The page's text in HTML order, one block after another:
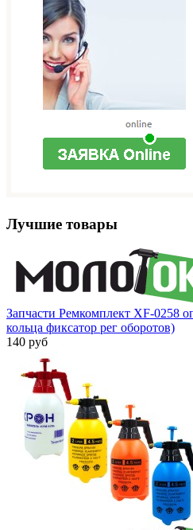
Лучшие товары
Запчасти Ремкомплект XF-0258
кольца фиксатор рег оборотов)
140 руб